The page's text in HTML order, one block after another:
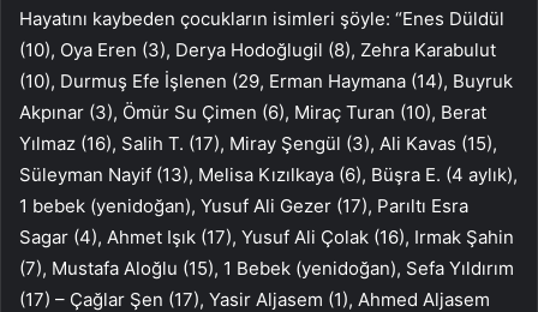
Hayatını kaybeden çocukların isimleri şöyle: “Enes Düldül
(10), Oya Eren (3), Derya Hodoğlugil (8), Zehra Karabulut
(10), Durmuş Efe İşlenen (29, Erman Haymana (14), Buyruk
Akpınar (3), Ömür Su Çimen (6), Miraç Turan (10), Berat
Yılmaz (16), Salih T. (17), Miray Şengül (3), Ali Kavas (15),
Süleyman Nayif (13), Melisa Kızılkaya (6), Büşra E. (4 aylık),
1 bebek (yenidoğan), Yusuf Ali Gezer (17), Parıltı Esra
Sagar (4), Ahmet Işık (17), Yusuf Ali Çolak (16), Irmak Şahin
(7), Mustafa Aloğlu (15), 1 Bebek (yenidoğan), Sefa Yıldırım
(17) – Çağlar Şen (17), Yasir Aljasem (1), Ahmed Aljasem